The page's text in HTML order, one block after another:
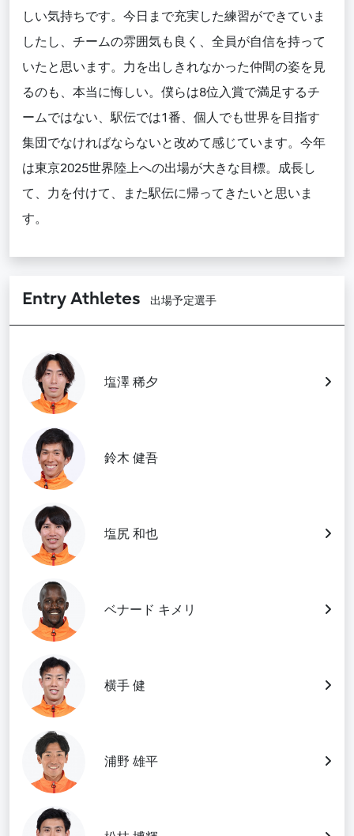
しい気持ちです。今日まで充実した練習ができていま
したし、チームの雰囲気も良く、全員が自信を持って
いたと思います。力を出しきれなかった仲間の姿を見
るのも、本当に悔しい。僕らは8位入賞で満足するチ
ームではない、駅伝では1番、個人でも世界を目指す
集団でなければならないと改めて感じています。今年
は東京2025世界陸上への出場が大きな目標。成長し
て、力を付けて、また駅伝に帰ってきたいと思いま
す。
Entry Athletes 出場予定選手
塩澤 稀夕
鈴木 健吾
塩尻 和也
ベナード キメリ
横手 健
浦野 雄平